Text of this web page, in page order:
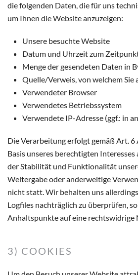
die folgenden Daten, die für uns
um Ihnen die Website anzuzeigen:
Unsere besuchte Website
Datum und Uhrzeit zum
Menge der gesendeten Daten in
Quelle/Verweis, von welchem Sie
Verwendeter Browser
Verwendetes Betriebssystem
Verwendete IP-Adresse (ggf.: in
Die Verarbeitung erfolgt gemäß Art. 6
Basis unseres berechtigten Interesses
der Stabilität und Funktionalität
Weitergabe oder anderweitige
nicht statt. Wir behalten uns
Logfiles nachträglich zu überprüfen,
Anhaltspunkte auf eine rechtswidrige
3) COOKIES